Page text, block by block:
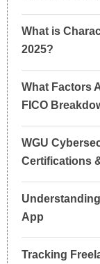
What is
2025?
What Factors
FICO
WGU
Certifications
App
Tracking